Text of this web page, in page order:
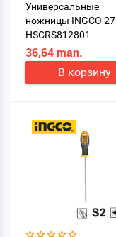
Универсальные
ножницы INGCO
HSCRS812801
36,64 man.
В корзину